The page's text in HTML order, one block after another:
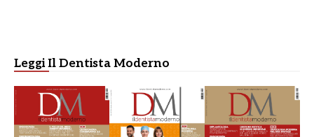
Leggi Il Dentista Moderno